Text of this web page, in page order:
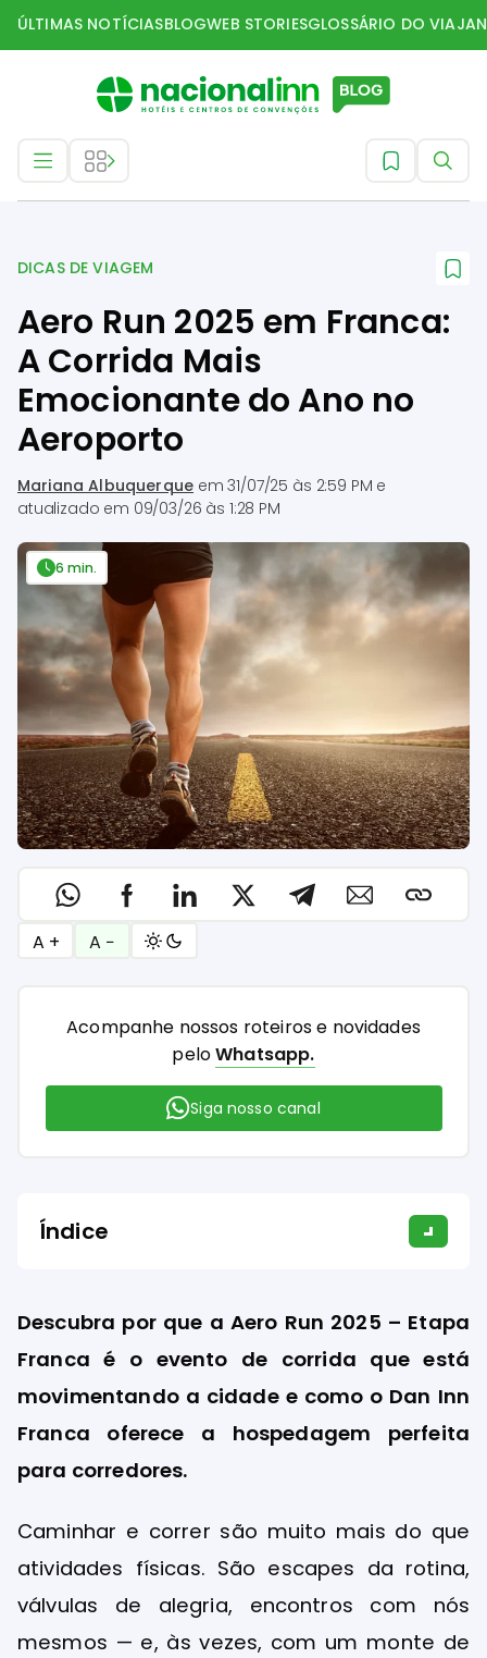
ÚLTIMAS NOTÍCIASBLOGWEB STORIESGLOSSÁRIO DO
DICAS DE VIAGEM
Aero Run 2025 em Franca:
A Corrida Mais
Emocionante do Ano no
Aeroporto
Mariana Albuquerque em31/07/25 às 2:59 PM e
atualizado em 09/03/26 às 1:28 PM
6 min.
A + A −
Acompanhe nossos roteiros e novidades
peloWhatsapp.
Siga nosso canal
Índice
Descubra por que a Aero Run 2025 – Etapa
Franca é o evento de corrida que está
movimentando a cidade e como o Dan Inn
Franca oferece a hospedagem perfeita
para corredores.
Caminhar e correr são muito mais do que
atividades físicas. São escapes da rotina,
válvulas de alegria, encontros com nós
mesmos — e, às vezes, com um monte de